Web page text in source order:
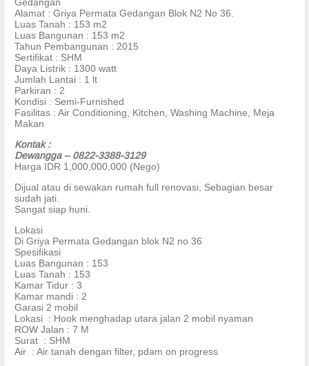
Alamat : Griya Permata Gedangan Blok N2 No 36.
Luas Tanah : 153 m2
Luas Bangunan : 153 m2
Tahun Pembangunan : 2015
Sertifikat : SHM
Daya Listrik : 1300 watt
Jumlah Lantai : 1 lt
Parkiran : 2
Kondisi : Semi-Furnished
Fasilitas : Air Conditioning, Kitchen, Washing Machine, Meja
Makan
Kontak :
Dewangga – 0822-3388-3129
Harga IDR 1,000,000,000 (Nego)
Dijual atau di sewakan rumah full renovasi, Sebagian besar
sudah jati.
Sangat siap huni.
Lokasi
Di Griya Permata Gedangan blok N2 no 36
Spesifikasi
Luas Bangunan : 153
Luas Tanah : 153
Kamar Tidur : 3
Kamar mandi : 2
Garasi 2 mobil
Lokasi : Hook menghadap utara jalan 2 mobil nyaman
ROW Jalan : 7 M
Surat : SHM
Air : Air tanah dengan filter, pdam on progress